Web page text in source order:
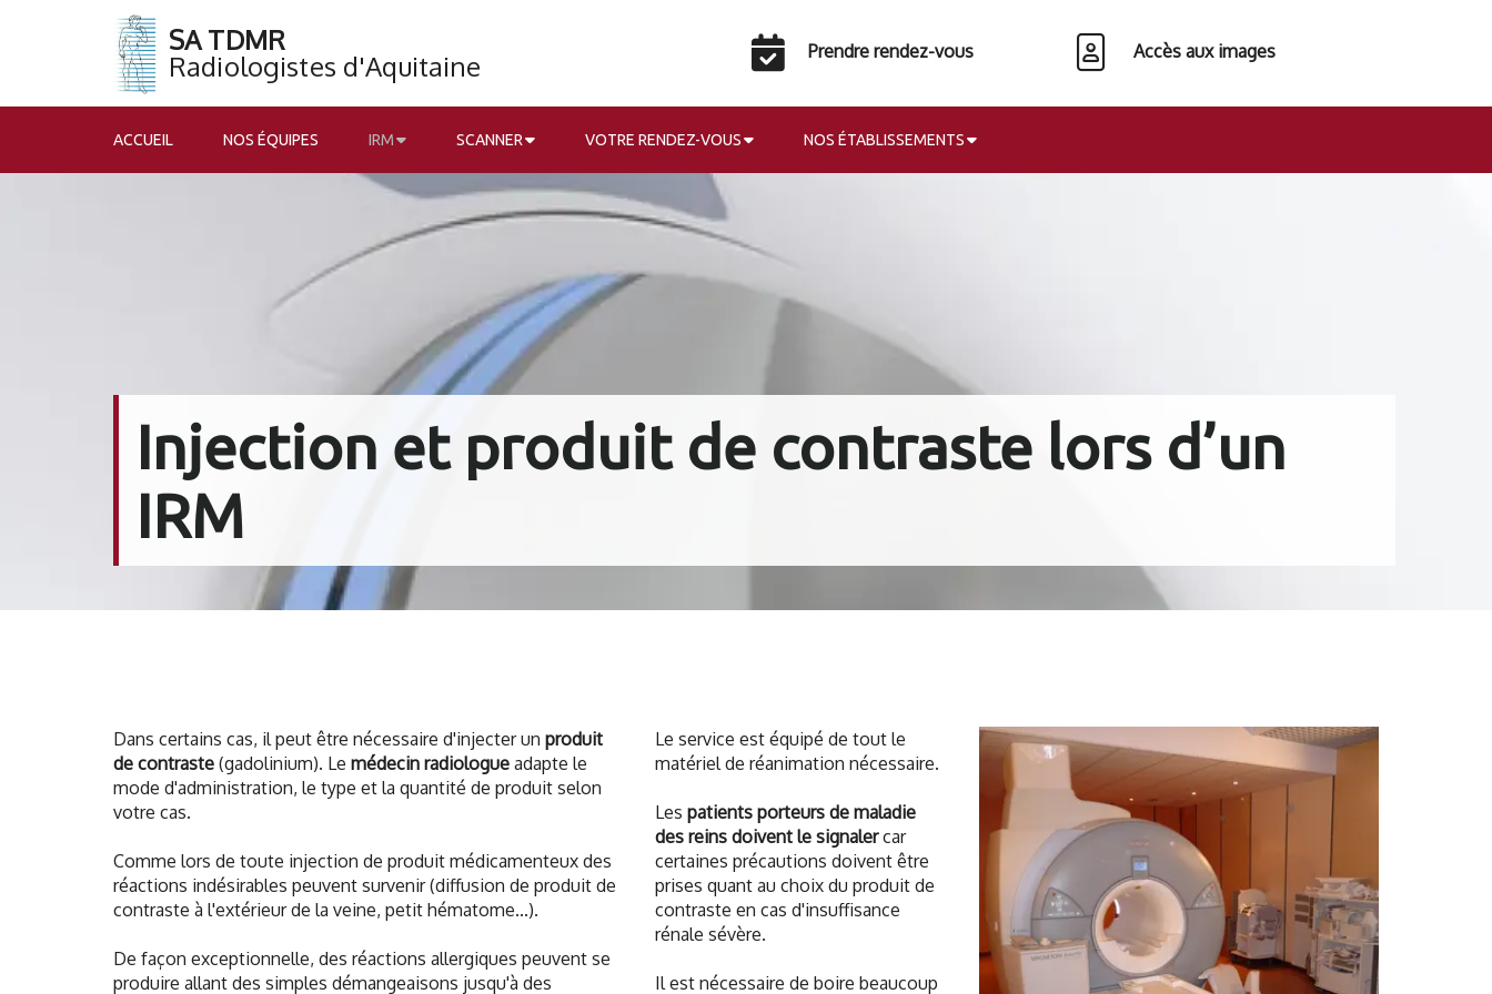
SA TDMR
​​​​​​​Radiologistes d'Aquitaine Prendre rendez-vous Accès aux images
ACCUEIL NOS ÉQUIPES IRM SCANNER VOTRE RENDEZ-VOUS NOS ÉTABLISSEMENTS
Injection et produit de contraste lors d’un
IRM
Dans certains cas, il peut être nécessaire d'injecter un produit
de contraste (gadolinium). Le médecin radiologue adapte le
mode d'administration, le type et la quantité de produit selon
votre cas.
Comme lors de toute injection de produit médicamenteux des
réactions indésirables peuvent survenir (diffusion de produit de
contraste à l'extérieur de la veine, petit hématome...).
De façon exceptionnelle, des réactions allergiques peuvent se
produire allant des simples démangeaisons jusqu'à des
Le service est équipé de tout le
matériel de réanimation nécessaire.
Les patients porteurs de maladie
des reins doivent le signalercar
certaines précautions doivent être
prises quant au choix du produit de
contraste en cas d'insuffisance
rénale sévère.
Il est nécessaire de boire beaucoup